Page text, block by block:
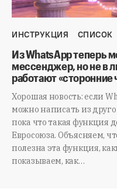
ИНСТРУКЦИЯ СПИСОК
Из WhatsApp теперь
мессенджер, но не в
работают «сторонние
Хорошая новость: если
можно написать из
пока что такая функция
Евросоюза. Объясняем,
полезна эта функция,
показываем, как…